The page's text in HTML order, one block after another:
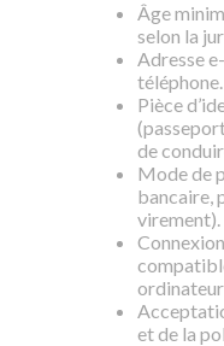
Âge
selon la
Adresse
téléphone.
Pièce
de
Mode de
bancaire,
virement).
et de la